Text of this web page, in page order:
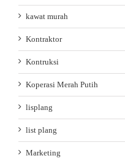
kawat murah
Kontraktor
Kontruksi
Koperasi Merah Putih
lisplang
list plang
Marketing